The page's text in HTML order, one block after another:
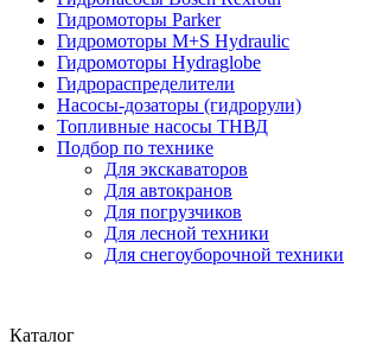
Гидромоторы Parker
Гидромоторы M+S Hydraulic
Гидромоторы Hydraglobe
Гидрораспределители
Насосы-дозаторы (гидрорули)
Топливные насосы ТНВД
Подбор по технике
Для экскаваторов
Для автокранов
Для погрузчиков
Для лесной техники
Для снегоуборочной техники
Каталог